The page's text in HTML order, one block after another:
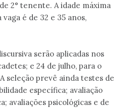
2° tenente. A idade máxima
é de 32 e 35 anos,
serão aplicadas nos
e 24 de julho, para o
seleção prevê ainda testes de
específica; avaliação
avaliações psicológicas e de